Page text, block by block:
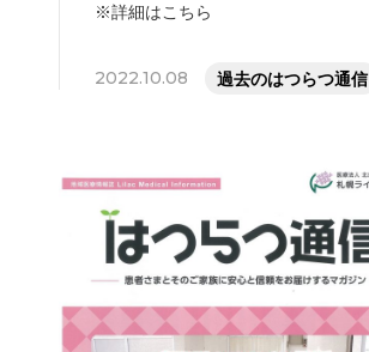
※詳細はこちら
2022.10.08 過去のはつらつ通信